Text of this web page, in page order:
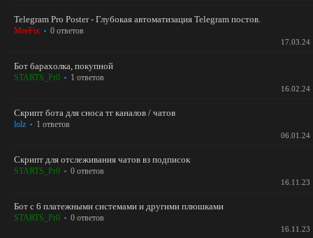
Telegram Pro Poster - Глубокая автоматизация Telegram постов.
MeeFix 0 ответов
17.03.24
Бот барахолка, покупной
STARTS_Pr0 1 ответов
16.02.24
Скрипт бота для сноса тг каналов / чатов
lolz 1 ответов
06.01.24
Скрипт для отслеживания чатов вз подписок
STARTS_Pr0 0 ответов
16.11.23
Бот с 6 платежными системами и другими плюшками
STARTS_Pr0 0 ответов
16.11.23